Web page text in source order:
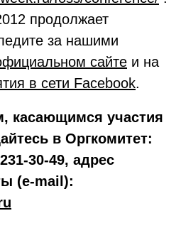
продолжает
за нашими
сайте и на
в сети Facebook.
касающимся участия
в Оргкомитет:
30-49, адрес
(e-mail):